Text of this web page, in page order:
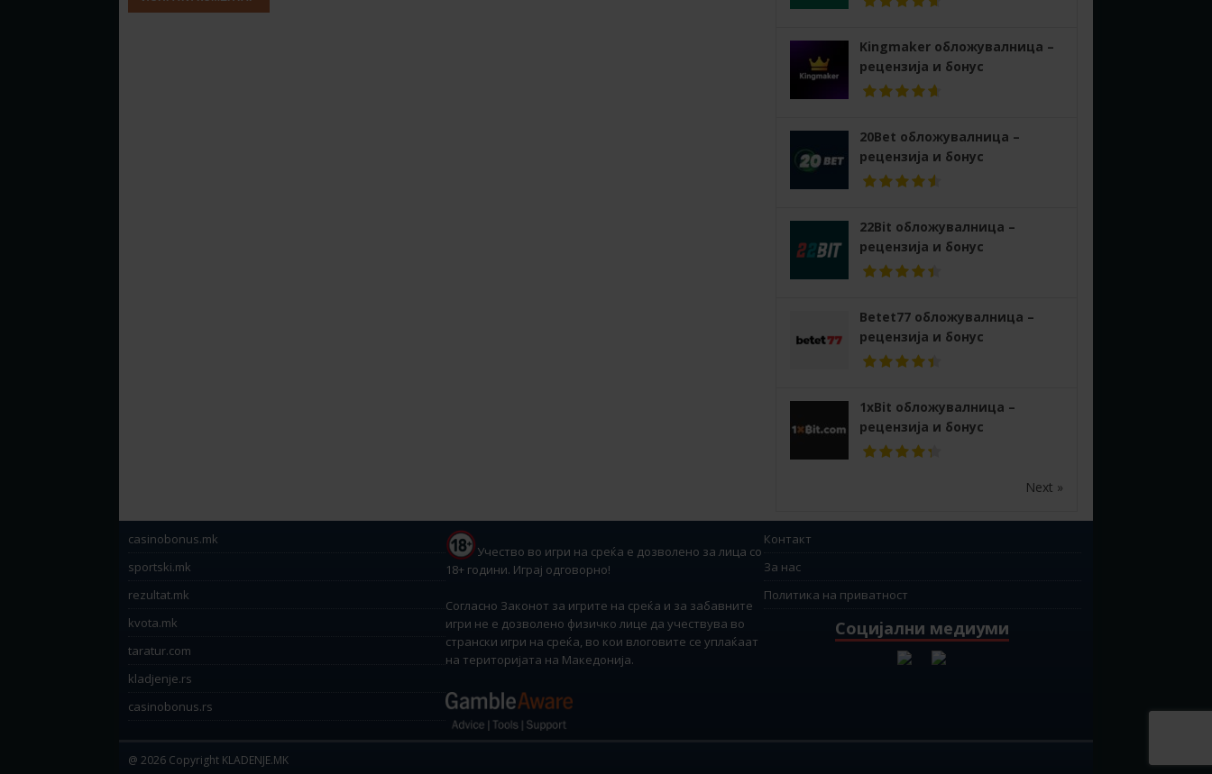
Kingmaker обложувалница –
рецензија и бонус
20Bet обложувалница –
рецензија и бонус
22Bit обложувалница –
рецензија и бонус
Betet77 обложувалница –
рецензија и бонус
1xBit обложувалница –
рецензија и бонус
Next »
casinobonus.mk
sportski.mk
rezultat.mk
kvota.mk
taratur.com
kladjenje.rs
casinobonus.rs
Учество во игри на среќа е дозволено за лица со
18+ години. Играј одговорно!
Согласно Законот за игрите на среќа и за забавните
игри не е дозволено физичко лице да учествува во
странски игри на среќа, во кои влоговите се уплаќаат
на територијата на Македонија.
Контакт
За нас
Политика на приватност
Социјални медиуми
@ 2026 Copyright KLADENJE.MK